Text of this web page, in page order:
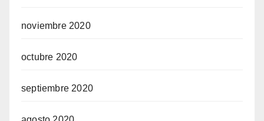
noviembre 2020
octubre 2020
septiembre 2020